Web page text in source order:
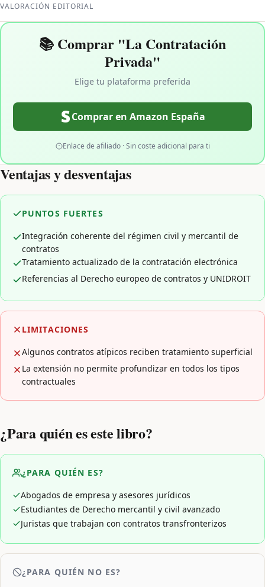
VALORACIÓN EDITORIAL
📚 Comprar "La Contratación
Privada"
Elige tu plataforma preferida
Comprar en Amazon España
Enlace de afiliado · Sin coste adicional para ti
Ventajas y desventajas
PUNTOS FUERTES
Integración coherente del régimen civil y mercantil de
contratos
Tratamiento actualizado de la contratación electrónica
Referencias al Derecho europeo de contratos y UNIDROIT
LIMITACIONES
Algunos contratos atípicos reciben tratamiento superficial
La extensión no permite profundizar en todos los tipos
contractuales
¿Para quién es este libro?
¿PARA QUIÉN ES?
Abogados de empresa y asesores jurídicos
Estudiantes de Derecho mercantil y civil avanzado
Juristas que trabajan con contratos transfronterizos
¿PARA QUIÉN NO ES?